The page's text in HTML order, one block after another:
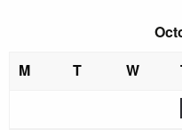
M
T W